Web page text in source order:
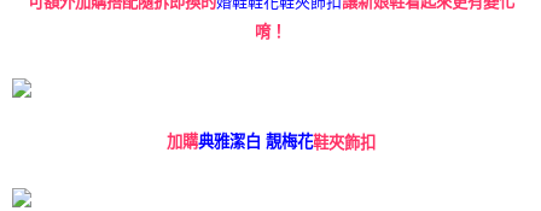
唷！
加購典雅潔白 靚梅花鞋夾飾扣